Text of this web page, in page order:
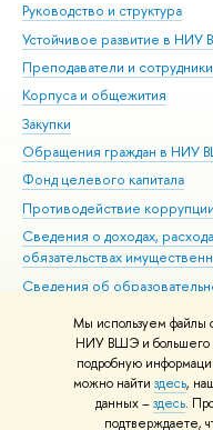
Мы используем файлы
НИУ ВШЭ и большего
подробную
можно найти здесь,
данных –здесь.
подтверждаете,
Руководство и структура
Устойчивое развитие в НИУ
Преподаватели и сотрудники
Корпуса и общежития
Закупки
Обращения граждан в НИУ
Фонд целевого капитала
Противодействие коррупции
Сведения о доходах,
обязательствах
Сведения об
Людям с ограниченными
Единая платежная страница
Работа в Вышке